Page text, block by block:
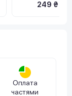
249 ₴
Оплата
частями